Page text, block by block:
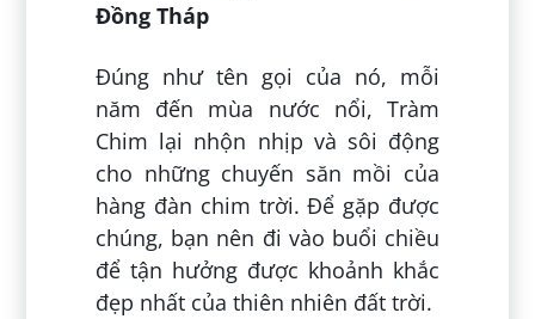
Đồng Tháp
Đúng như tên gọi của nó, mỗi
năm đến mùa nước nổi, Tràm
Chim lại nhộn nhịp và sôi động
cho những chuyến săn mồi của
hàng đàn chim trời. Để gặp được
chúng, bạn nên đi vào buổi chiều
để tận hưởng được khoảnh khắc
đẹp nhất của thiên nhiên đất trời.